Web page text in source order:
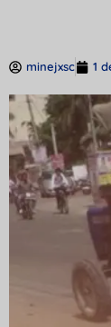
minejxsc 1